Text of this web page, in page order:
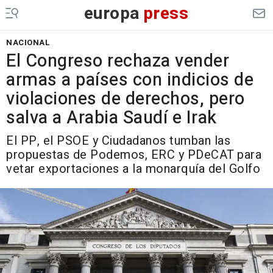
europa press
NACIONAL
El Congreso rechaza vender
armas a países con indicios de
violaciones de derechos, pero
salva a Arabia Saudí e Irak
El PP, el PSOE y Ciudadanos tumban las
propuestas de Podemos, ERC y PDeCAT para
vetar exportaciones a la monarquía del Golfo